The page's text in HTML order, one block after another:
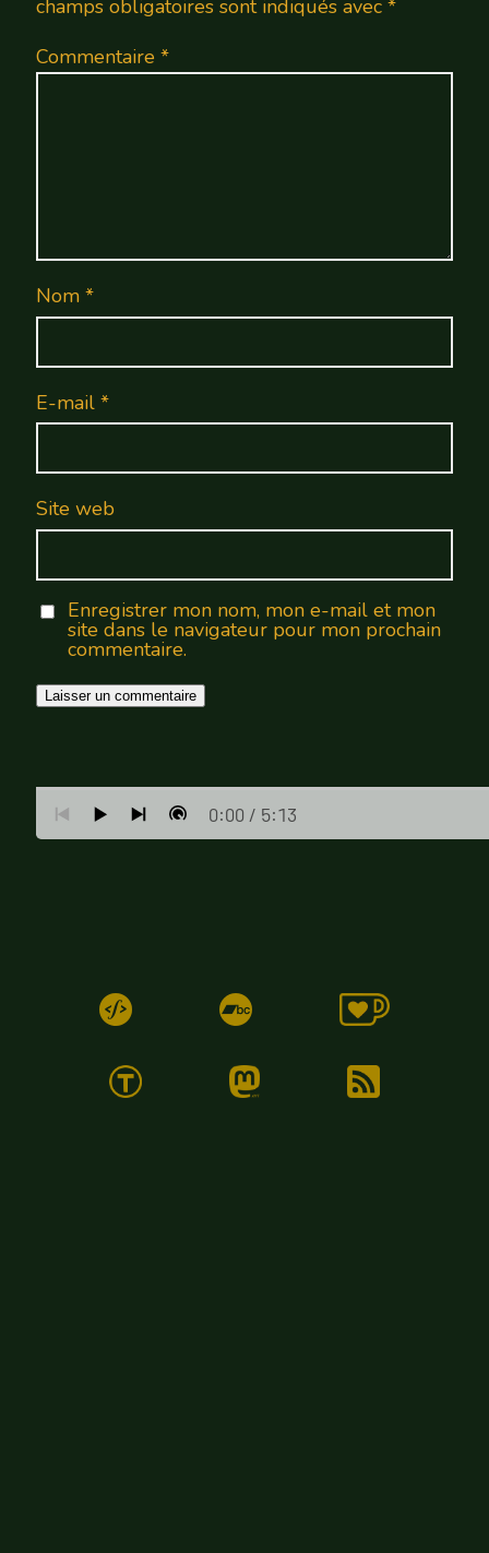
champs obligatoires sont indiqués avec *
Commentaire *
Nom *
E-mail *
Site web
Enregistrer mon nom, mon e-mail et mon
site dans le navigateur pour mon prochain
commentaire.